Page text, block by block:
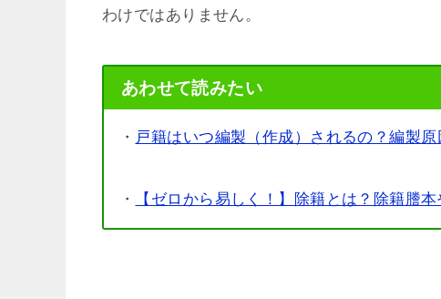
わけではありません。
あわせて読みたい
・ 戸籍はいつ編製（作成）されるの？編製
・ 【ゼロから易しく！】除籍とは？除籍謄